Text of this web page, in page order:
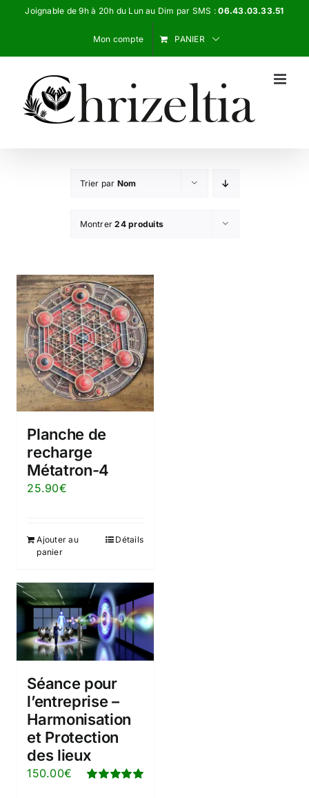
PasserJoignable de 9h à 20h du Lun au Dim par SMS :06.43.03.33.51
Mon compte PANIER
Trier par Nom
Montrer24 produits
Planche de
recharge
Métatron-4
25.90€
Ajouter au
panier
Détails
Séance pour
l’entreprise –
Harmonisation
et Protection
des lieux
150.00€